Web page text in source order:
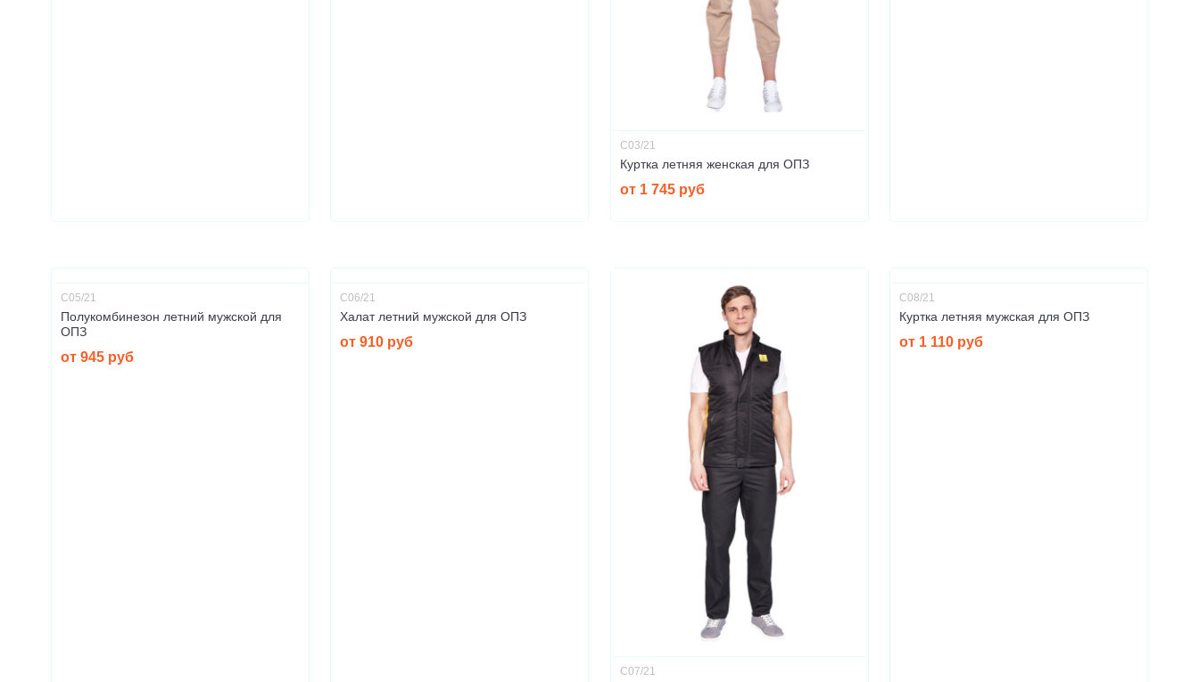
С03/21
Куртка летняя женская для ОПЗ
от 1 745 руб
С05/21
Полукомбинезон летний мужской для
ОПЗ
от 945 руб
С06/21
Халат летний мужской для ОПЗ
от 910 руб
С07/21
С08/21
Куртка летняя мужская для ОПЗ
от 1 110 руб